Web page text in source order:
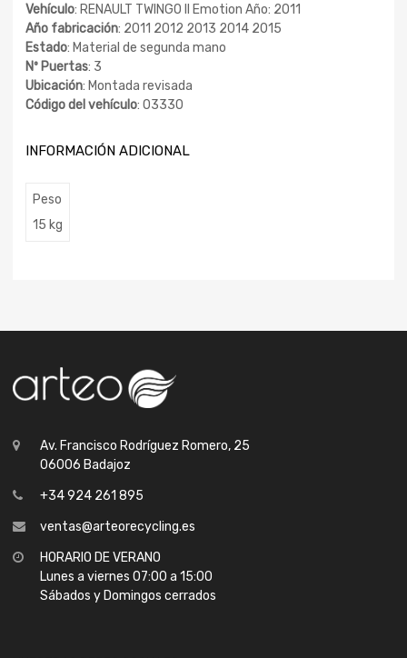
Vehículo: RENAULT TWINGO II Emotion Año: 2011
Año fabricación: 2011 2012 2013 2014 2015
Estado: Material de segunda mano
Nº Puertas: 3
Ubicación: Montada revisada
Código del vehículo: 03330
INFORMACIÓN ADICIONAL
Peso
15 kg
Av. Francisco Rodríguez Romero, 25
06006 Badajoz
+34 924 261 895
ventas@arteorecycling.es
HORARIO DE VERANO
Lunes a viernes 07:00 a 15:00
Sábados y Domingos cerrados